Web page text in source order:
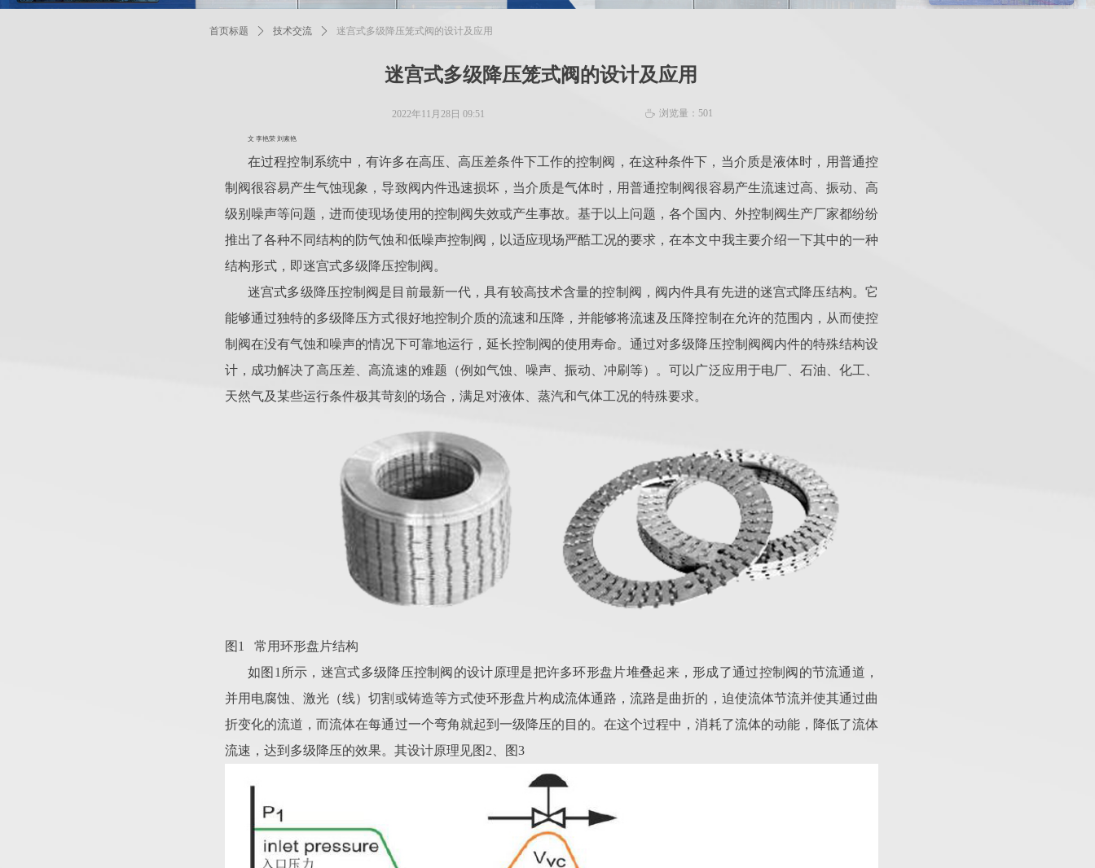
迷宫式多级降压笼式阀的设计及应用
首页标题 ꄲ 技术交流 ꄲ 迷宫式多级降压笼式阀的设计及应用
文 李艳荣 刘素艳
在过程控制系统中，有许多在高压、高压差条件下工作的控制阀，在这种条件下，当介质是液体时，用普通控
制阀很容易产生气蚀现象，导致阀内件迅速损坏，当介质是气体时，用普通控制阀很容易产生流速过高、振动、高
级别噪声等问题，进而使现场使用的控制阀失效或产生事故。基于以上问题，各个国内、外控制阀生产厂家都纷纷
推出了各种不同结构的防气蚀和低噪声控制阀，以适应现场严酷工况的要求，在本文中我主要介绍一下其中的一种
结构形式，即迷宫式多级降压控制阀。
迷宫式多级降压控制阀是目前最新一代，具有较高技术含量的控制阀，阀内件具有先进的迷宫式降压结构。它
能够通过独特的多级降压方式很好地控制介质的流速和压降，并能够将流速及压降控制在允许的范围内，从而使控
制阀在没有气蚀和噪声的情况下可靠地运行，延长控制阀的使用寿命。通过对多级降压控制阀阀内件的特殊结构设
计，成功解决了高压差、高流速的难题（例如气蚀、噪声、振动、冲刷等）。可以广泛应用于电厂、石油、化工、
天然气及某些运行条件极其苛刻的场合，满足对液体、蒸汽和气体工况的特殊要求。
图1 常用环形盘片结构
如图1所示，迷宫式多级降压控制阀的设计原理是把许多环形盘片堆叠起来，形成了通过控制阀的节流通道，
并用电腐蚀、激光（线）切割或铸造等方式使环形盘片构成流体通路，流路是曲折的，迫使流体节流并使其通过曲
折变化的流道，而流体在每通过一个弯角就起到一级降压的目的。在这个过程中，消耗了流体的动能，降低了流体
流速，达到多级降压的效果。其设计原理见图2、图3
2022年11月28日 09:51 ꄘ 浏览量： 501